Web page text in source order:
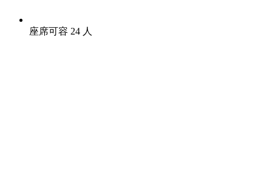
座席可容 24 人